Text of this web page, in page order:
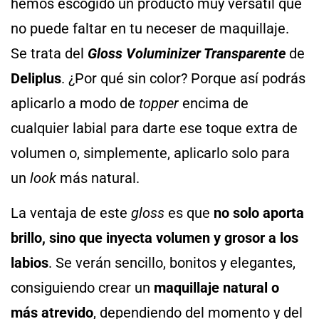
hemos escogido un producto muy versátil que
no puede faltar en tu neceser de maquillaje.
Se trata del Gloss Voluminizer Transparente de
Deliplus. ¿Por qué sin color? Porque así podrás
aplicarlo a modo de topper encima de
cualquier labial para darte ese toque extra de
volumen o, simplemente, aplicarlo solo para
un look más natural.
La ventaja de este gloss es que no solo aporta
brillo, sino que inyecta volumen y grosor a los
labios. Se verán sencillo, bonitos y elegantes,
consiguiendo crear un maquillaje natural o
más atrevido, dependiendo del momento y del